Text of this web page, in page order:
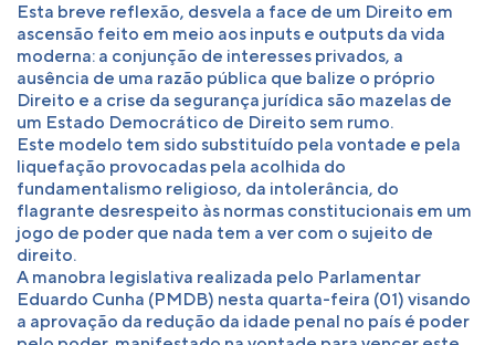
Esta breve reflexão, desvela a face de um Direito em
ascensão feito em meio aos inputs e outputs da vida
moderna: a conjunção de interesses privados, a
ausência de uma razão pública que balize o próprio
Direito e a crise da segurança jurídica são mazelas de
um Estado Democrático de Direito sem rumo.
Este modelo tem sido substituído pela vontade e pela
liquefação provocadas pela acolhida do
fundamentalismo religioso, da intolerância, do
flagrante desrespeito às normas constitucionais em um
jogo de poder que nada tem a ver com o sujeito de
direito.
A manobra legislativa realizada pelo Parlamentar
Eduardo Cunha (PMDB) nesta quarta-feira (01) visando
a aprovação da redução da idade penal no país é poder